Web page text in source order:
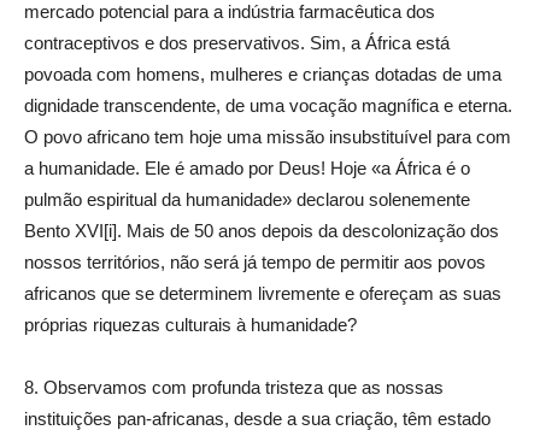
mercado potencial para a indústria farmacêutica dos
contraceptivos e dos preservativos. Sim, a África está
povoada com homens, mulheres e crianças dotadas de uma
dignidade transcendente, de uma vocação magnífica e eterna.
O povo africano tem hoje uma missão insubstituível para com
a humanidade. Ele é amado por Deus! Hoje «a África é o
pulmão espiritual da humanidade» declarou solenemente
Bento XVI[i]. Mais de 50 anos depois da descolonização dos
nossos territórios, não será já tempo de permitir aos povos
africanos que se determinem livremente e ofereçam as suas
próprias riquezas culturais à humanidade?
8. Observamos com profunda tristeza que as nossas
instituições pan-africanas, desde a sua criação, têm estado